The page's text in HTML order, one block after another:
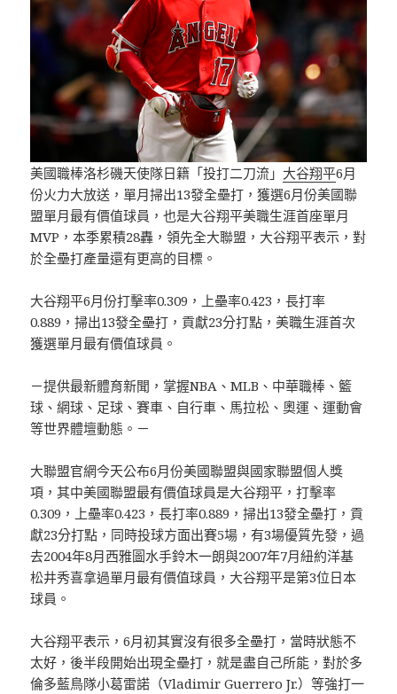
美國職棒洛杉磯天使隊日籍「投打二刀流」 大谷翔平6月
份火力大放送，單月掃出13發全壘打，獲選6月份美國聯
盟單月最有價值球員，也是大谷翔平美職生涯首座單月
MVP，本季累積28轟，領先全大聯盟，大谷翔平表示，對
於全壘打產量還有更高的目標。
大谷翔平6月份打擊率0.309，上壘率0.423，長打率
0.889，掃出13發全壘打，貢獻23分打點，美職生涯首次
獲選單月最有價值球員。
－提供最新體育新聞，掌握NBA、MLB、中華職棒、籃
球、網球、足球、賽車、自行車、馬拉松、奧運、運動會
等世界體壇動態。－
大聯盟官網今天公布6月份美國聯盟與國家聯盟個人獎
項，其中美國聯盟最有價值球員是大谷翔平，打擊率
0.309，上壘率0.423，長打率0.889，掃出13發全壘打，貢
獻23分打點，同時投球方面出賽5場，有3場優質先發，過
去2004年8月西雅圖水手鈴木一朗與2007年7月紐約洋基
松井秀喜拿過單月最有價值球員，大谷翔平是第3位日本
球員。
大谷翔平表示，6月初其實沒有很多全壘打，當時狀態不
太好，後半段開始出現全壘打，就是盡自己所能，對於多
倫多藍鳥隊小葛雷諾（Vladimir Guerrero Jr.）等強打一